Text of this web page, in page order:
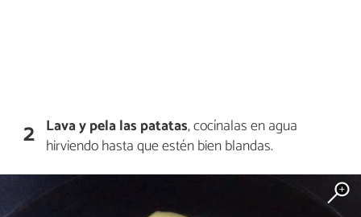
2 Lava y pela las patatas, cocínalas en agua
hirviendo hasta que estén bien blandas.